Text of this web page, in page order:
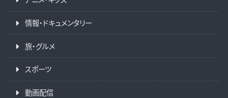
情報・ドキュメンタリー
旅・グルメ
スポーツ
動画配信